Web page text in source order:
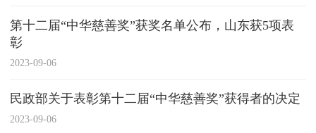
第十二届“中华慈善奖”获奖名单公布，山东获5项表
彰
2023-09-06
民政部关于表彰第十二届“中华慈善奖”获得者的决定
2023-09-06